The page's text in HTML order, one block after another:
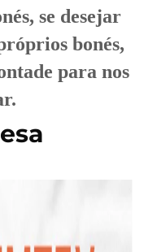
se desejar
bonés,
para nos